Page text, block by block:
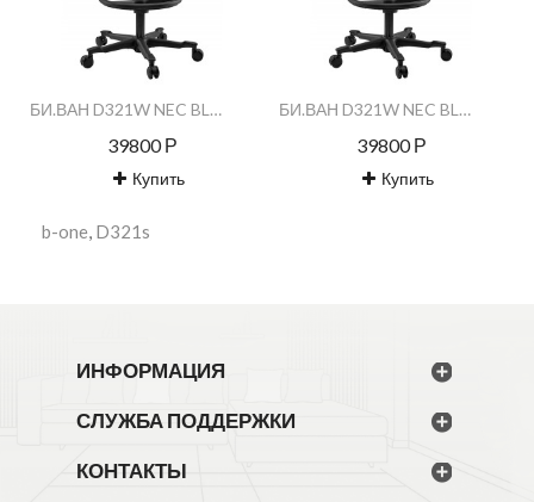
БИ.ВАН D321W NEC BLK серое / B.ONE D321W NEC BLK серое
39800 Р
Купить
БИ.ВАН D321W NEC BLK зеленое / B.ONE D321W NEC BLK зеленое
39800 Р
Купить
b-one, D321s
ИНФОРМАЦИЯ
СЛУЖБА ПОДДЕРЖКИ
КОНТАКТЫ